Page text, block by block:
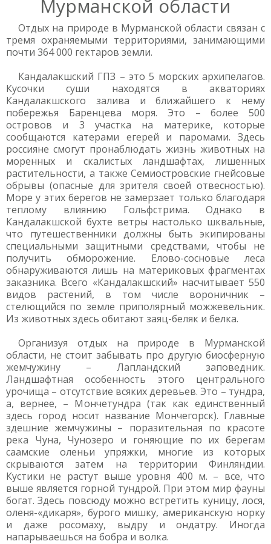
Мурманской области
Отдых на природе в Мурманской области связан с
тремя охраняемыми территориями, занимающими
почти 364 000 гектаров земли.
Кандалакшский ГПЗ – это 5 морских архипелагов.
Кусочки суши находятся в акваториях
Кандалакшского залива и ближайшего к нему
побережья Баренцева моря. Это – более 500
островов и 3 участка на материке, которые
сообщаются катерами егерей и паромами. Здесь
россияне смогут пронаблюдать жизнь животных на
моренных и скалистых ландшафтах, лишенных
растительности, а также Семиостровские гнейсовые
обрывы (опасные для зрителя своей отвесностью).
Море у этих берегов не замерзает только благодаря
теплому влиянию Гольфстрима. Однако в
Кандалакшской бухте ветры настолько шквальные,
что путешественники должны быть экипированы
специальными защитными средствами, чтобы не
получить обморожение. Елово-сосновые леса
обнаруживаются лишь на материковых фрагментах
заказника. Всего «Кандалакшский» насчитывает 550
видов растений, в том числе вороничник –
стелющийся по земле приполярный можжевельник.
Из животных здесь обитают заяц-беляк и белка.
Организуя отдых на природе в Мурманской
области, не стоит забывать про другую биосферную
жемчужину – Лапландский заповедник.
Ландшафтная особенность этого центрального
урочища – отсутствие всяких деревьев. Это – тундра,
а, вернее, – Мончетундра (так как единственный
здесь город носит название Мончегорск). Главные
здешние жемчужины – поразительная по красоте
река Чуна, Чунозеро и гоняющие по их берегам
саамские оленьи упряжки, многие из которых
скрываются затем на территории Финляндии.
Кустики не растут выше уровня 400 м. – все, что
выше является горной тундрой. При этом мир фауны
богат. Здесь повсюду можно встретить куницу, лося,
оленя-«дикаря», бурого мишку, американскую норку
и даже росомаху, выдру и ондатру. Иногда
напарываешься на бобра и волка.